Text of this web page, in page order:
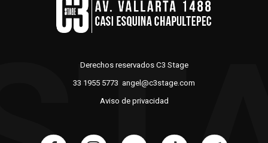
Derechos reservados C3 Stage
33 1955 5773 angel@c3stage.com
Aviso de privacidad